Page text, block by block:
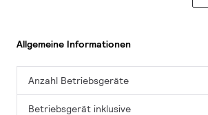
Allgemeine Informationen
Anzahl Betriebsgeräte
Betriebsgerät inklusive